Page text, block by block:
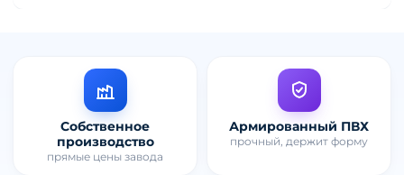
Собственное
производство
прямые цены завода
Армированный ПВХ
прочный, держит форму